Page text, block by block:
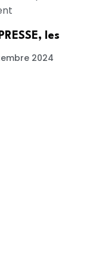
les
2024